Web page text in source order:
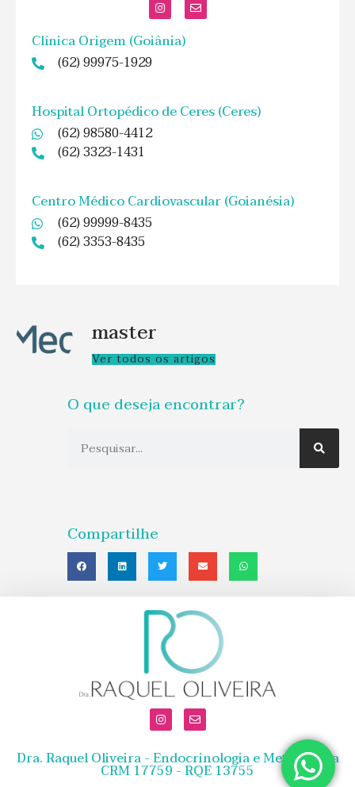
Clínica Origem (Goiânia)
(62) 99975-1929
Hospital Ortopédico de Ceres (Ceres)
(62) 98580-4412
(62) 3323-1431
Centro Médico Cardiovascular (Goianésia)
(62) 99999-8435
(62) 3353-8435
master
Ver todos os artigos
O que deseja encontrar?
Compartilhe
Dra. Raquel Oliveira - Endocrinologia e Metabologia
CRM 17759 - RQE 13755